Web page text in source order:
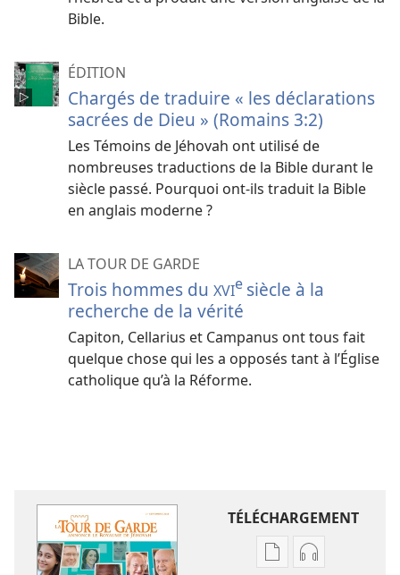
Bible.
ÉDITION
Chargés de traduire « les déclarations
sacrées de Dieu » (Romains 3:2)
Les Témoins de Jéhovah ont utilisé de
nombreuses traductions de la Bible durant le
siècle passé. Pourquoi ont-ils traduit la Bible
en anglais moderne ?
LA TOUR DE GARDE
Trois hommes du XVIe siècle à la
recherche de la vérité
Capiton, Cellarius et Campanus ont tous fait
quelque chose qui les a opposés tant à l’Église
catholique qu’à la Réforme.
TÉLÉCHARGEMENT
OptionsOptions